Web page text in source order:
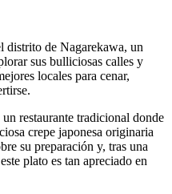
distrito de Nagarekawa, un
sus bulliciosas calles y
locales para cenar,
restaurante tradicional donde
crepe japonesa originaria
su preparación y, tras una
plato es tan apreciado en